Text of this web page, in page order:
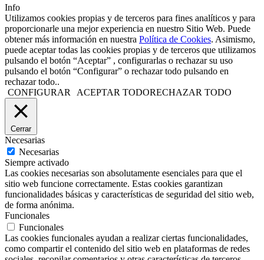
Info
Utilizamos cookies propias y de terceros para fines analíticos y para
proporcionarle una mejor experiencia en nuestro Sitio Web. Puede
obtener más información en nuestra Política de Cookies. Asimismo,
puede aceptar todas las cookies propias y de terceros que utilizamos
pulsando el botón “Aceptar” , configurarlas o rechazar su uso
pulsando el botón “Configurar” o rechazar todo pulsando en
rechazar todo..
CONFIGURAR
ACEPTAR TODORECHAZAR TODO
Cerrar
Necesarias
Necesarias
Siempre activado
Las cookies necesarias son absolutamente esenciales para que el
sitio web funcione correctamente. Estas cookies garantizan
funcionalidades básicas y características de seguridad del sitio web,
de forma anónima.
Funcionales
Funcionales
Las cookies funcionales ayudan a realizar ciertas funcionalidades,
como compartir el contenido del sitio web en plataformas de redes